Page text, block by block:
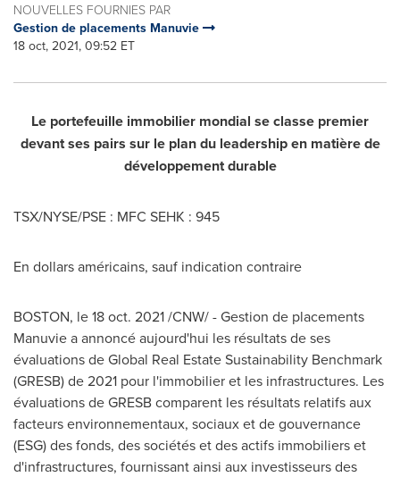
NOUVELLES FOURNIES PAR
Gestion de placements Manuvie
18 oct, 2021, 09:52 ET
Le portefeuille immobilier mondial se classe premier
devant ses pairs sur le plan du leadership en matière de
développement durable
TSX/NYSE/PSE : MFC SEHK : 945
En dollars américains, sauf indication contraire
BOSTON, le18 oct. 2021/CNW/ - Gestion de placements
Manuvie a annoncé aujourd'hui les résultats de ses
évaluations de Global Real Estate Sustainability Benchmark
(GRESB) de 2021 pour l'immobilier et les infrastructures. Les
évaluations de GRESB comparent les résultats relatifs aux
facteurs environnementaux, sociaux et de gouvernance
(ESG) des fonds, des sociétés et des actifs immobiliers et
d'infrastructures, fournissant ainsi aux investisseurs des